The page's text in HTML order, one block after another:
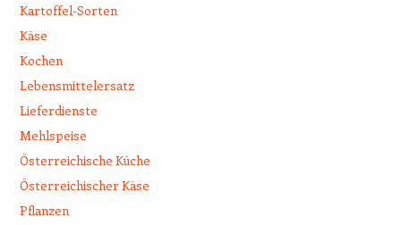
Kartoffel-Sorten
Käse
Kochen
Lebensmittelersatz
Lieferdienste
Mehlspeise
Österreichische Küche
Österreichischer Käse
Pflanzen